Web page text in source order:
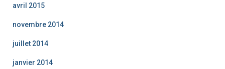
avril 2015
novembre 2014
juillet 2014
janvier 2014